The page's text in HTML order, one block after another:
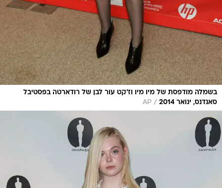
בשמלה מודפסת של מיו מיו וז'קט עור לבן של רודארטה בפסטיבל
סאנדנס, ינואר 2014
/
AP